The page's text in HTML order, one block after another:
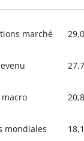
marché
mondiales